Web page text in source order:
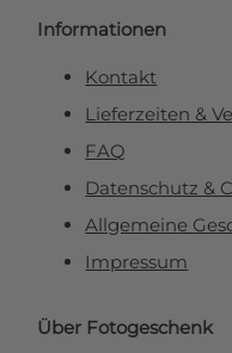
Informationen
Kontakt
Lieferzeiten &
FAQ
Datenschutz &
Allgemeine
Impressum
Über Fotogeschenk